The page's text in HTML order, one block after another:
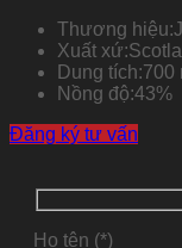
Thương hiệu:
Xuất xứ:
Dung tích:700
Nồng độ:43%
Đăng ký tư vấn
Họ tên (*)